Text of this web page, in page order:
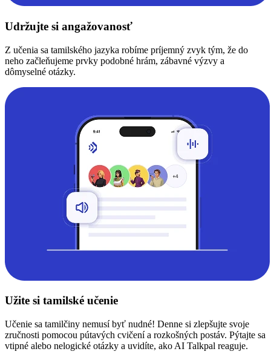
Udržujte si angažovanosť
Z učenia sa tamilského jazyka robíme príjemný zvyk tým, že do
neho začleňujeme prvky podobné hrám, zábavné výzvy a
dômyselné otázky.
Užite si tamilské učenie
Učenie sa tamilčiny nemusí byť nudné! Denne si zlepšujte svoje
zručnosti pomocou pútavých cvičení a rozkošných postáv. Pýtajte sa
vtipné alebo nelogické otázky a uvidíte, ako AI Talkpal reaguje.